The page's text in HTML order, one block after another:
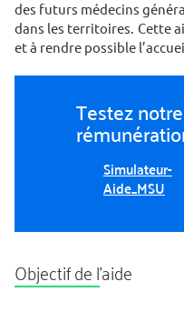
des futurs médecins
dans les territoires. Cette
et à rendre possible
Testez
Simulateur-
Aide_MSU
Objectif de l’aide